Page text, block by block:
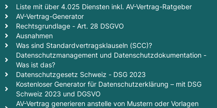
Liste mit über 4.025 Diensten inkl. AV-Vertrag-Ratgeber
AV-Vertrag-Generator
Rechtsgrundlage - Art. 28 DSGVO
Ausnahmen
Was sind Standardvertragsklauseln (SCC)?
Datenschutzmanagement und Datenschutzdokumentation -
Was ist das?
Datenschutzgesetz Schweiz - DSG 2023
Kostenloser Generator für Datenschutzerklärung – mit DSG
Schweiz 2023 und DGSVO
AV-Vertrag generieren anstelle von Mustern oder Vorlagen